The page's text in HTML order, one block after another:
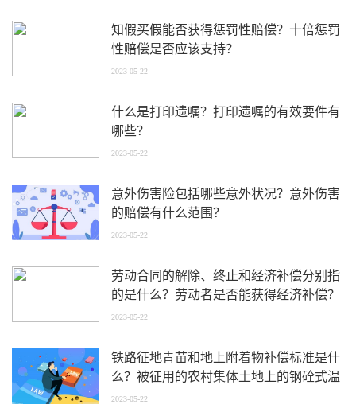
知假买假能否获得惩罚性赔偿？十倍惩罚
性赔偿是否应该支持？
2023-05-22
什么是打印遗嘱？打印遗嘱的有效要件有
哪些？
2023-05-22
意外伤害险包括哪些意外状况？意外伤害
的赔偿有什么范围？
2023-05-22
劳动合同的解除、终止和经济补偿分别指
的是什么？劳动者是否能获得经济补偿？
2023-05-22
铁路征地青苗和地上附着物补偿标准是什
么？被征用的农村集体土地上的钢砼式温
室如何补偿？
2023-05-22